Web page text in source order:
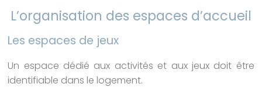
L’organisation des espaces d’accueil
Les espaces de jeux
Un espace dédié aux activités et aux jeux doit être
identifiable dans le logement.